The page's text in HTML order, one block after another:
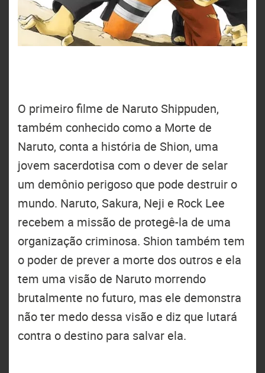
O primeiro filme de Naruto Shippuden,
também conhecido como a Morte de
Naruto, conta a história de Shion, uma
jovem sacerdotisa com o dever de selar
um demônio perigoso que pode destruir o
mundo. Naruto, Sakura, Neji e Rock Lee
recebem a missão de protegê-la de uma
organização criminosa. Shion também tem
o poder de prever a morte dos outros e ela
tem uma visão de Naruto morrendo
brutalmente no futuro, mas ele demonstra
não ter medo dessa visão e diz que lutará
contra o destino para salvar ela.